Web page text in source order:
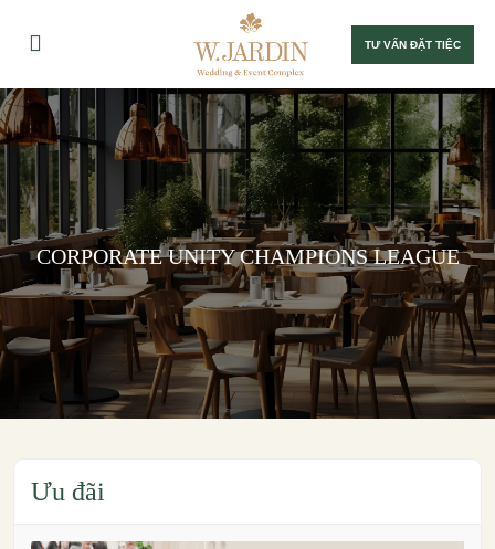
TƯ VẤN ĐẶT TIỆC
CORPORATE UNITY CHAMPIONS LEAGUE
Ưu đãi